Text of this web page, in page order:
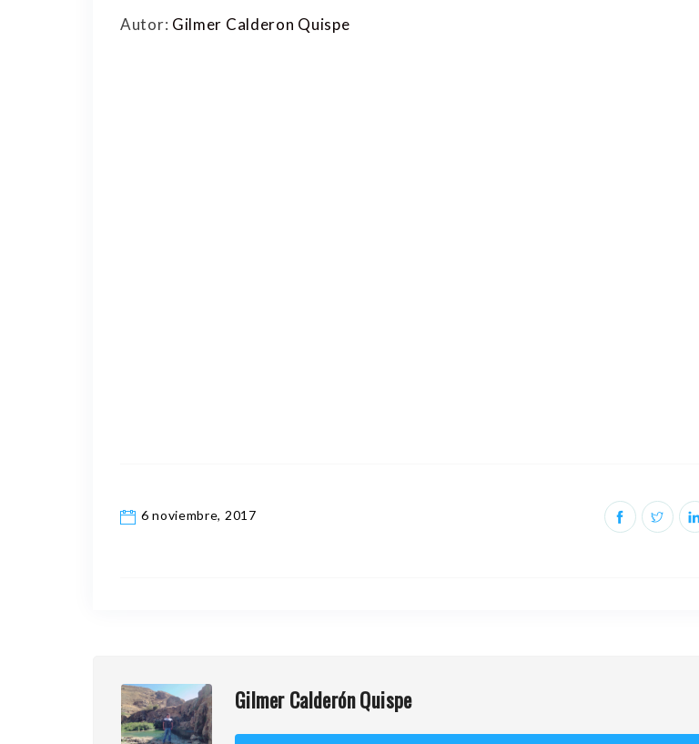
Autor: Gilmer Calderon Quispe
6 noviembre, 2017
Gilmer Calderón Quispe